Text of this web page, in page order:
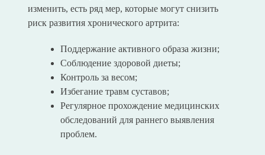
изменить, есть ряд мер, которые могут снизить
риск развития хронического артрита:
Поддержание активного образа жизни;
Соблюдение здоровой диеты;
Контроль за весом;
Избегание травм суставов;
Регулярное прохождение медицинских
обследований для раннего выявления
проблем.